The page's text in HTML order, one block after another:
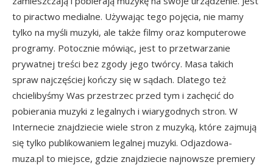
to piractwo medialne. Używając tego pojęcia, nie mamy
tylko na myśli muzyki, ale także filmy oraz komputerowe
programy. Potocznie mówiąc, jest to przetwarzanie
prywatnej treści bez zgody jego twórcy. Masa takich
spraw najczęściej kończy się w sądach. Dlatego też
chcielibyśmy Was przestrzec przed tym i zachęcić do
pobierania muzyki z legalnych i wiarygodnych stron. W
Internecie znajdziecie wiele stron z muzyką, które zajmują
się tylko publikowaniem legalnej muzyki. Odjazdowa-
muza.pl to miejsce, gdzie znajdziecie najnowsze premiery